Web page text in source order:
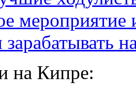
мероприятие
на Кипре: